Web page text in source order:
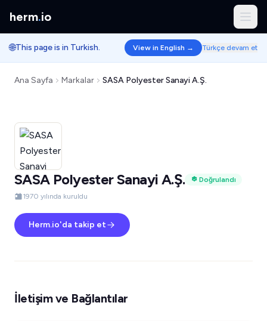
herm.io
🌐This page is in Turkish. View in English → Türkçe devam et
Ana Sayfa Markalar SASA Polyester Sanayi A.Ş.
SASA Polyester Sanayi A.Ş.
Doğrulandı
1970 yılında kuruldu
Herm.io'da takip et
İletişim ve Bağlantılar